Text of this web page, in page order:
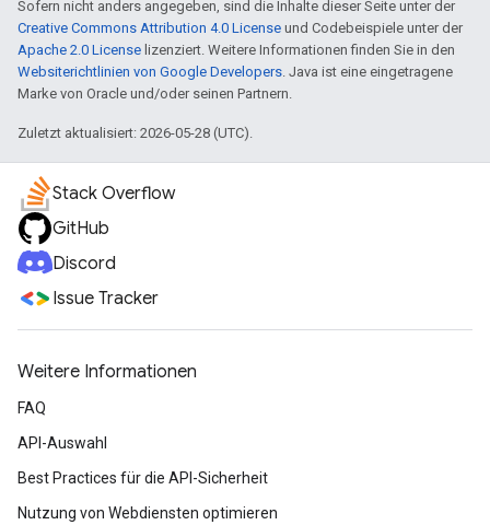
Sofern nicht anders angegeben, sind die Inhalte dieser Seite unter der
Creative Commons Attribution 4.0 License und Codebeispiele unter der
Apache 2.0 License lizenziert. Weitere Informationen finden Sie in den
Websiterichtlinien von Google Developers. Java ist eine eingetragene
Marke von Oracle und/oder seinen Partnern.
Zuletzt aktualisiert: 2026-05-28 (UTC).
Stack Overflow
GitHub
Discord
Issue Tracker
Weitere Informationen
FAQ
API-Auswahl
Best Practices für die API-Sicherheit
Nutzung von Webdiensten optimieren